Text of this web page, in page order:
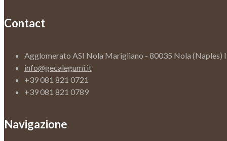
Contact
Agglomerato ASI Nola Marigliano - 80035 Nola (Naples)
info@gecalegumi.it
+39 081 821 0721
+39 081 821 0789
Navigazione